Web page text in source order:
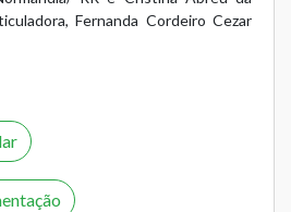
Fernanda Cordeiro Cezar